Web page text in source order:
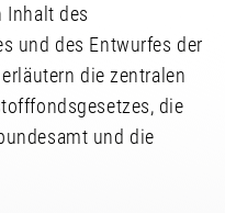
Inhalt des
und des Entwurfes der
die zentralen
die
und die